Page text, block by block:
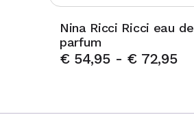
Nina Ricci Ricci eau de
parfum
€54,95 - €72,95